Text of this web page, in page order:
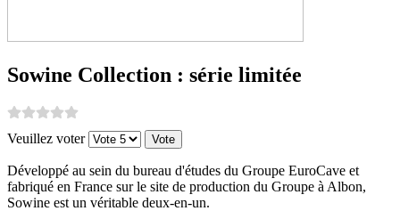
Sowine Collection : série limitée
Veuillez voter
Développé au sein du bureau d'études du Groupe EuroCave et
fabriqué en France sur le site de production du Groupe à Albon,
Sowine est un véritable deux-en-un.